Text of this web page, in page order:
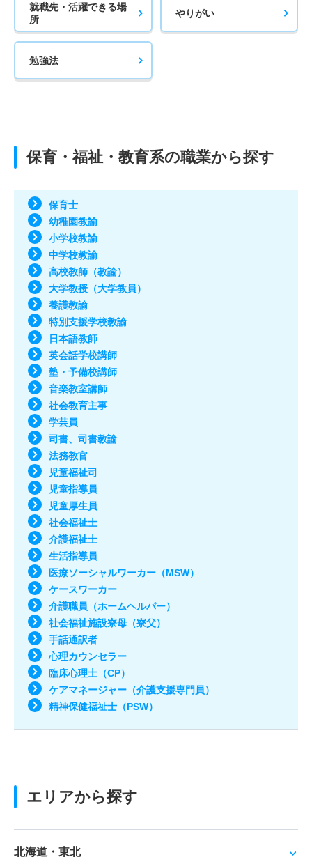
就職先・活躍できる場
所
やりがい
勉強法
保育・福祉・教育系の職業から探す
保育士
幼稚園教諭
小学校教諭
中学校教諭
高校教師（教諭）
大学教授（大学教員）
養護教諭
特別支援学校教諭
日本語教師
英会話学校講師
塾・予備校講師
音楽教室講師
社会教育主事
学芸員
司書、司書教諭
法務教官
児童福祉司
児童指導員
児童厚生員
社会福祉士
介護福祉士
生活指導員
医療ソーシャルワーカー（MSW）
ケースワーカー
介護職員（ホームヘルパー）
社会福祉施設寮母（寮父）
手話通訳者
心理カウンセラー
臨床心理士（CP）
ケアマネージャー（介護支援専門員）
精神保健福祉士（PSW）
エリアから探す
北海道・東北